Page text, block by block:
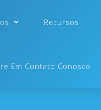
Recursos
Em Contato Conosco